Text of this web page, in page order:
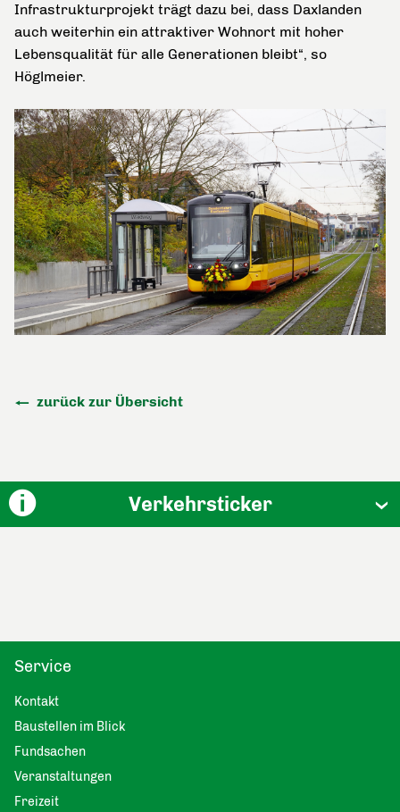
Infrastrukturprojekt trägt dazu bei, dass Daxlanden
auch weiterhin ein attraktiver Wohnort mit hoher
Lebensqualität für alle Generationen bleibt“, so
Höglmeier.
zurück zur Übersicht
Verkehrsticker
Service
Kontakt
Baustellen im Blick
Fundsachen
Veranstaltungen
Freizeit